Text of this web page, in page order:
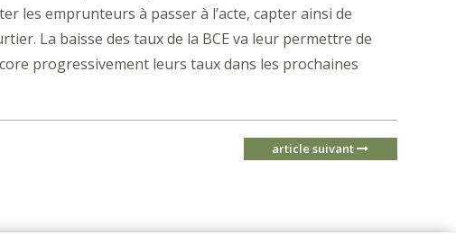
les emprunteurs à passer à l’acte, capter ainsi de
La baisse des taux de la BCE va leur permettre de
progressivement leurs taux dans les prochaines
article suivant